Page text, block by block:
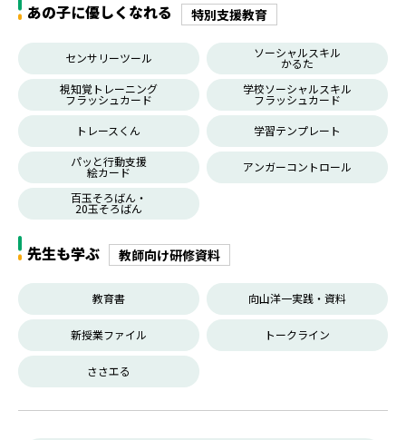
あの子に優しくなれる 特別支援教育
センサリーツール ソーシャルスキル
かるた
視知覚トレーニング
フラッシュカード
学校ソーシャルスキル
フラッシュカード
トレースくん
学習テンプレート
パッと行動支援
絵カード
アンガーコントロール
百玉そろばん・
20玉そろばん
先生も学ぶ 教師向け研修資料
教育書 向山洋一実践・資料
新授業ファイル トークライン
ささエる